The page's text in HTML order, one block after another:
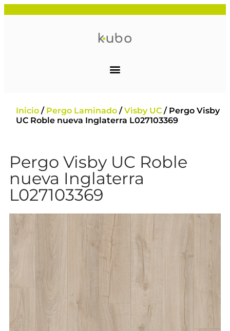
Inicio / Pergo Laminado /Visby UC / Pergo Visby
UC Roble nueva Inglaterra L027103369
Pergo Visby UC Roble
nueva Inglaterra
L027103369